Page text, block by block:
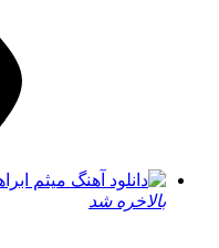
بالاخره شد